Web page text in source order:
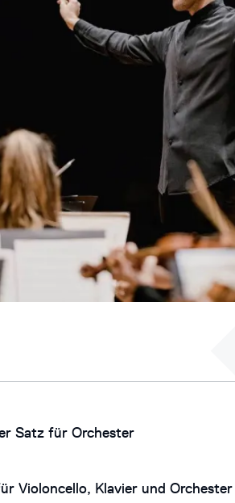
Satz für Orchester
Violoncello, Klavier und Orchester